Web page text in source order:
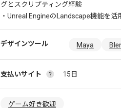
グとスクリプティング経験
・Unreal EngineのLandscape機能を
デザインツール Maya
支払いサイト 15日
ゲーム好き歓迎